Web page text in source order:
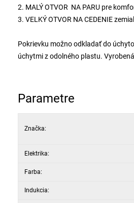
2. MALÝ OTVOR NA PARU pre
3. VELKÝ OTVOR NA CEDENIE
Pokrievku možno odkladať do
úchytmi z odolného plastu.
Parametre
Značka:
Elektrika:
Farba:
Indukcia: